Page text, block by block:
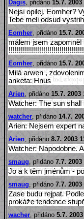
Dagis , přidáno 15.7. 2003
Nejsi opilej, Eomher?
Tebe meli odsud
Eomher , přidáno 15.7.
málem jsem
Eomher , přidáno 15.7.
Milá arwen ,
anketa: Hnus
Arien , přidáno 15.7. 2003
Watcher: The sun
watcher , přidáno 14.7.
Arien: Nejsem expert
Arien , přidáno 8.7. 2003
Watcher: Napodobne.
smaug , přidáno 7.7. 2003
Jo a k těm jménům -
smaug , přidáno 7.7. 2003
Zase budu rejpat.
prokáže tendence
wacher , přidáno 5.7.